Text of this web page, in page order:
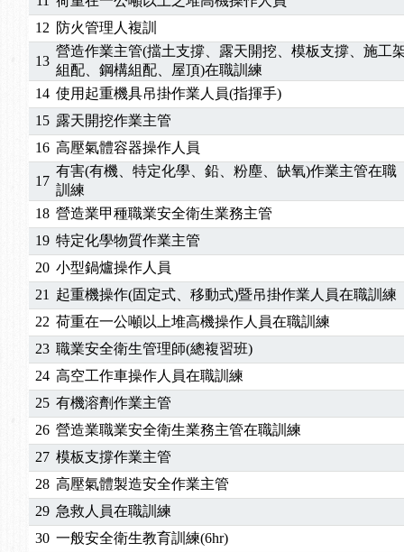
12 防火管理人複訓
13
營造作業主管(擋土支撐、露天開挖、模板支撐、施工
組配、鋼構組配、屋頂)在職訓練
14 使用起重機具吊掛作業人員(指揮手)
15 露天開挖作業主管
16 高壓氣體容器操作人員
17
有害(有機、特定化學、鉛、粉塵、缺氧)作業主管在職
訓練
18 營造業甲種職業安全衛生業務主管
19 特定化學物質作業主管
20 小型鍋爐操作人員
21
起重機操作(固定式、移動式)暨吊掛作業人員在職訓練
22 荷重在一公噸以上堆高機操作人員在職訓練
23 職業安全衛生管理師(總複習班)
24 高空工作車操作人員在職訓練
25 有機溶劑作業主管
26 營造業職業安全衛生業務主管在職訓練
27 模板支撐作業主管
28 高壓氣體製造安全作業主管
29 急救人員在職訓練
30 一般安全衛生教育訓練(6hr)